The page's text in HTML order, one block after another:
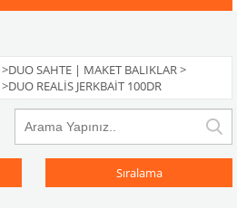
>DUO SAHTE | MAKET BALIKLAR>
>DUO REALIS JERKBAIT 100DR
Sıralama